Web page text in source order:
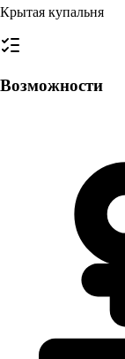
Крытая купальня
Возможности